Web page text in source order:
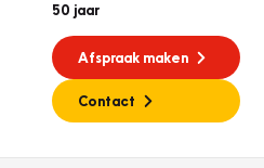
50 jaar
Afspraak maken
Contact